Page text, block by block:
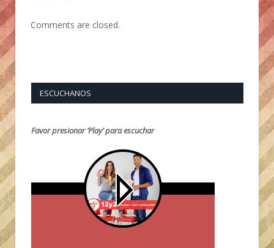
Comments are closed.
ESCUCHANOS
Favor presionar ‘Play’ para escuchar